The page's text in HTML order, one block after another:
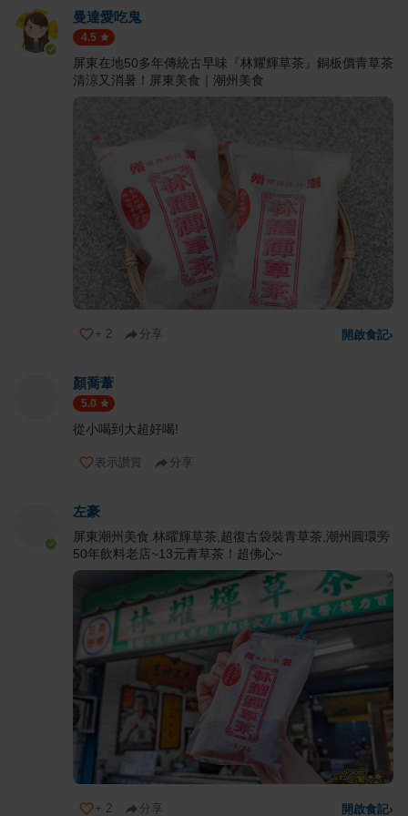
曼達愛吃鬼
4.5
屏東在地50多年傳統古早味『林耀輝草茶』銅板價青草茶
清涼又消暑！屏東美食｜潮州美食
+ 2 分享 開啟食記›
顏喬葦
5.0
從小喝到大超好喝!
表示讚賞 分享
左豪
屏東潮州美食.林曜輝草茶,超復古袋裝青草茶,潮州圓環旁
50年飲料老店~13元青草茶！超佛心~
+ 2 分享 開啟食記›